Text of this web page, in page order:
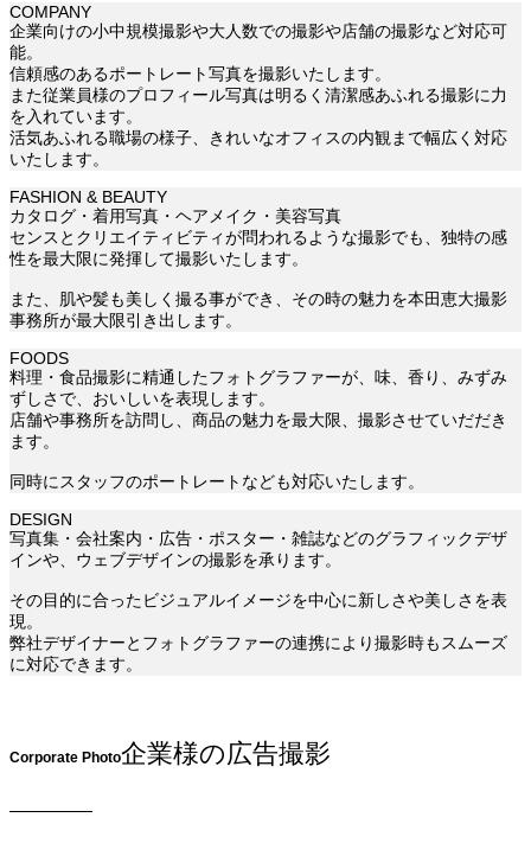
COMPANY
企業向けの小中規模撮影や大人数での撮影や店舗の撮影など対応可
能。
信頼感のあるポートレート写真を撮影いたします。
また従業員様のプロフィール写真は明るく清潔感あふれる撮影に力
を入れています。
活気あふれる職場の様子、きれいなオフィスの内観まで幅広く対応
いたします。
FASHION & BEAUTY
カタログ・着用写真・ヘアメイク・美容写真
センスとクリエイティビティが問われるような撮影でも、独特の感
性を最大限に発揮して撮影いたします。
また、肌や髪も美しく撮る事ができ、その時の魅力を本田恵大撮影
事務所が最大限引き出します。
FOODS
料理・食品撮影に精通したフォトグラファーが、味、香り、みずみ
ずしさで、おいしいを表現します。
店舗や事務所を訪問し、商品の魅力を最大限、撮影させていだだき
ます。
同時にスタッフのポートレートなども対応いたします。
DESIGN
写真集・会社案内・広告・ポスター・雑誌などのグラフィックデザ
インや、ウェブデザインの撮影を承ります。
その目的に合ったビジュアルイメージを中心に新しさや美しさを表
現。
弊社デザイナーとフォトグラファーの連携により撮影時もスムーズ
に対応できます。
Corporate Photo企業様の広告撮影